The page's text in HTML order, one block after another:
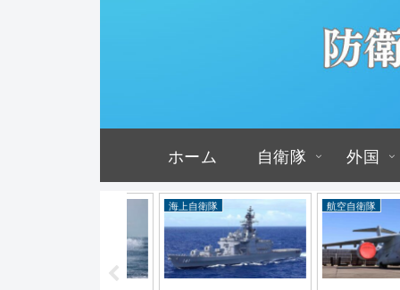
ホーム 自衛隊 外国
航空自衛隊 歩兵戦闘車